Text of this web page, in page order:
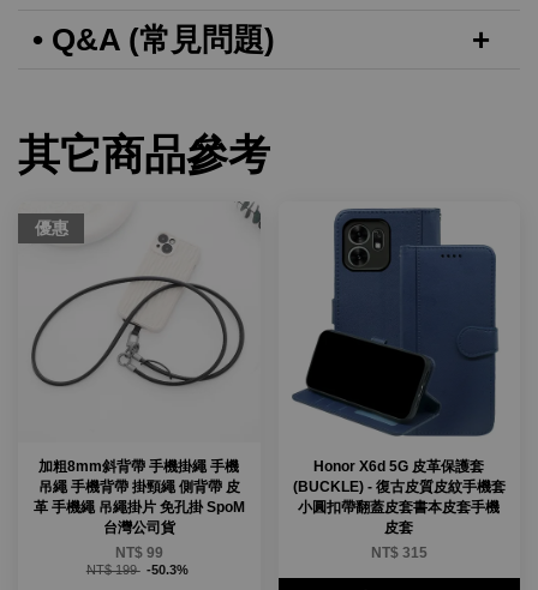
• Q&A (常見問題)
其它商品參考
優惠
加粗8mm斜背帶 手機掛繩 手機
吊繩 手機背帶 掛頸繩 側背帶 皮
革 手機繩 吊繩掛片 免孔掛 SpoM
台灣公司貨
NT$ 99
NT$ 199 -50.3%
Honor X6d 5G 皮革保護套
(BUCKLE) - 復古皮質皮紋手機套
小圓扣帶翻蓋皮套書本皮套手機
皮套
NT$ 315